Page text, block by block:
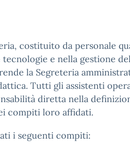
costituito da personale
e nella gestione
la Segreteria
Tutti gli assistenti
diretta nella
compiti loro affidati.
i seguenti compiti: